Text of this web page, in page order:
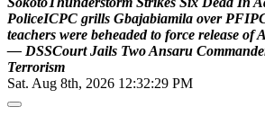
PoliceICPC grills Gbajabiamila over PFIP
teachers were beheaded to force release ofA
— DSSCourt Jails TwoAnsaru Commande
Terrorism
Sat. Aug 8th, 2026 12:32:30 PM